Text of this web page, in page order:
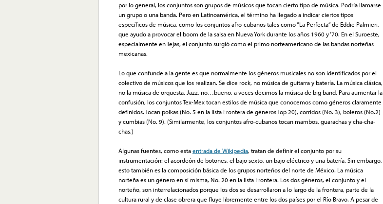
por lo general, los conjuntos son grupos de músicos que tocan cierto tipo de música. Podría llamarse
un grupo o una banda. Pero en Latinoamérica, el término ha llegado a indicar ciertos tipos
específicos de música, como los conjuntos afro-cubanos tales como “La Perfecta” de Eddie Palmieri,
que ayudo a provocar el boom de la salsa en Nueva York durante los años 1960 y ‘70. En el Suroeste,
especialmente en Tejas, el conjunto surgió como el primo norteamericano de las bandas norteñas
mexicanas.
Lo que confunde a la gente es que normalmente los géneros musicales no son identificados por el
colectivo de músicos que los realizan. Se dice rock, no música de guitarra y batería. La música clásica,
no la música de orquesta. Jazz, no…bueno, a veces decimos la música de big band. Para aumentar la
confusión, los conjuntos Tex-Mex tocan estilos de música que conocemos como géneros claramente
definidos. Tocan polkas (No. 5 en la lista Frontera de géneros Top 20), corridos (No. 3), boleros (No.2)
y cumbias (No. 9). (Similarmente, los conjuntos afro-cubanos tocan mambos, guarachas y cha-cha-
chas.)
Algunas fuentes, como estaentrada de Wikipedia, tratan de definir el conjunto por su
instrumentación: el acordeón de botones, el bajo sexto, un bajo eléctrico y una batería. Sin embargo,
esto también es la composición básica de los grupos norteños del norte de México. La música
norteña es un género en sí misma, No. 20 en la lista Frontera. Los dos géneros, el conjunto y el
norteño, son interrelacionados porque los dos se desarrollaron a lo largo de la frontera, parte de la
cultura rural y de clase obrera que fluye libremente entre los dos países por el Río Bravo. A pesar de